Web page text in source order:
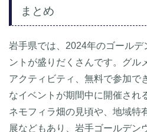
まとめ
岩手県では、2024年のゴール
ントが盛りだくさんです。グル
アクティビティ、無料で参加で
なイベントが期間中に開催され
ネモフィラ畑の見頃や、地域特
展などもあり、岩手ゴールデン